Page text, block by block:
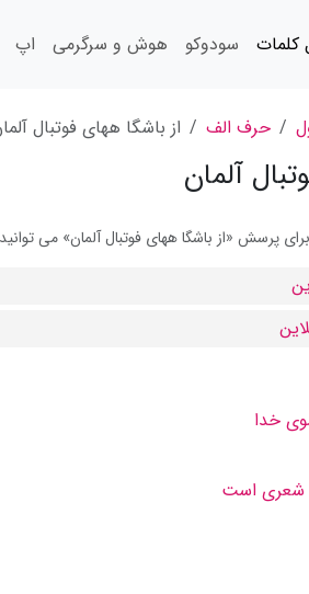
سودوکو هوش و سرگرمی اپ
حرف الف از باشگا ههای فوتبال
آلمان
پرسش «از باشگا ههای فوتبال آلمان» می
خدا
شعری است